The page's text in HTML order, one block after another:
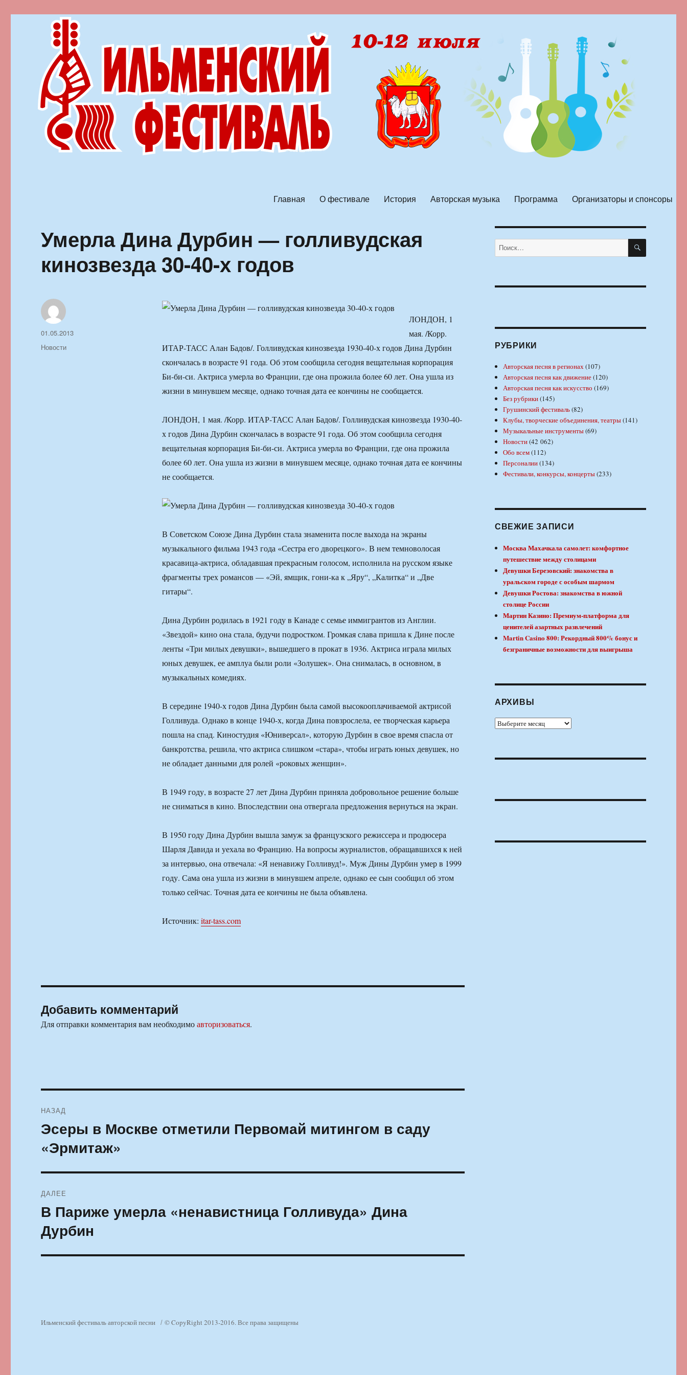
Главная О фестивале История Авторская музыка Программа Организаторы и спонсоры
Умерла Дина Дурбин — голливудская
кинозвезда 30-40-х годов
ЛОНДОН, 1
мая. /Корр.
ИТАР-ТАСС Алан Бадов/. Голливудская кинозвезда 1930-40-х годов Дина Дурбин
скончалась в возрасте 91 года. Об этом сообщила сегодня вещательная корпорация
Би-би-си. Актриса умерла во Франции, где она прожила более 60 лет. Она ушла из
жизни в минувшем месяце, однако точная дата ее кончины не сообщается.
ЛОНДОН, 1 мая. /Корр. ИТАР-ТАСС Алан Бадов/. Голливудская кинозвезда 1930-40-
х годов Дина Дурбин скончалась в возрасте 91 года. Об этом сообщила сегодня
вещательная корпорация Би-би-си. Актриса умерла во Франции, где она прожила
более 60 лет. Она ушла из жизни в минувшем месяце, однако точная дата ее кончины
не сообщается.
В Советском Союзе Дина Дурбин стала знаменита после выхода на экраны
музыкального фильма 1943 года «Сестра его дворецкого». В нем темноволосая
красавица-актриса, обладавшая прекрасным голосом, исполнила на русском языке
фрагменты трех романсов — «Эй, ямщик, гони-ка к „Яру“, „Калитка“ и „Две
гитары“.
Дина Дурбин родилась в 1921 году в Канаде с семье иммигрантов из Англии.
«Звездой» кино она стала, будучи подростком. Громкая слава пришла к Дине после
ленты «Три милых девушки», вышедшего в прокат в 1936. Актриса играла милых
юных девушек, ее амплуа были роли «Золушек». Она снималась, в основном, в
музыкальных комедиях.
В середине 1940-х годов Дина Дурбин была самой высокооплачиваемой актрисой
Голливуда. Однако в конце 1940-х, когда Дина повзрослела, ее творческая карьера
пошла на спад. Киностудия «Юниверсал», которую Дурбин в свое время спасла от
банкротства, решила, что актриса слишком «стара», чтобы играть юных девушек, но
не обладает данными для ролей «роковых женщин».
В 1949 году, в возрасте 27 лет Дина Дурбин приняла добровольное решение больше
не сниматься в кино. Впоследствии она отвергала предложения вернуться на экран.
В 1950 году Дина Дурбин вышла замуж за французского режиссера и продюсера
Шарля Давида и уехала во Францию. На вопросы журналистов, обращавшихся к ней
за интервью, она отвечала: «Я ненавижу Голливуд!». Муж Дины Дурбин умер в 1999
году. Сама она ушла из жизни в минувшем апреле, однако ее сын сообщил об этом
только сейчас. Точная дата ее кончины не была объявлена.
Источник: itar-tass.com
Автор
Опубликовано
01.05.2013
Рубрики
Новости
Добавить комментарий
Для отправки комментария вам необходимоавторизоваться.
по
записям
НАЗАД
Предыдущая
Эсеры в Москве отметили Первомай митингом в саду
«Эрмитаж»
ДАЛЕЕ
Следующая
В Париже умерла «ненавистница Голливуда» Дина
Дурбин
Искать: ПОИСК
РУБРИКИ
Авторская песня в регионах(107)
Авторская песня как движение(120)
Авторская песня как искусство (169)
Без рубрики(145)
Грушинский фестиваль(82)
Клубы, творческие объединения, театры(141)
Музыкальные инструменты(69)
Новости(42 062)
Обо всем(112)
Персоналии(134)
Фестивали, конкурсы, концерты(233)
СВЕЖИЕ ЗАПИСИ
Москва Махачкала самолет: комфортное
путешествие между столицами
Девушки Березовский: знакомства в
уральском городе с особым шармом
Девушки Ростова: знакомства в южной
столице России
Мартин Казино: Премиум-платформа для
ценителей азартных развлечений
Martin Casino 800: Рекордный 800% бонус и
безграничные возможности для выигрыша
АРХИВЫ
Архивы
Ильменский фестиваль авторской песни © CopyRight 2013-2016. Все права защищены